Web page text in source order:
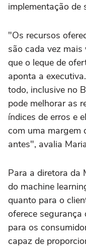
implementação de
"Os recursos
são cada vez
que o leque de
aponta a
todo, inclusive no
pode melhorar as
índices de erros e
com uma margem
antes", avalia
Para a diretora da
do machine
quanto para o
oferece segurança
para os
capaz de